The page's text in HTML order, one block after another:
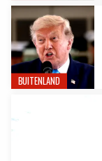
BUITENLAND